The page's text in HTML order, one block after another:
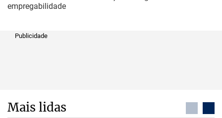
empregabilidade
Publicidade
Mais lidas